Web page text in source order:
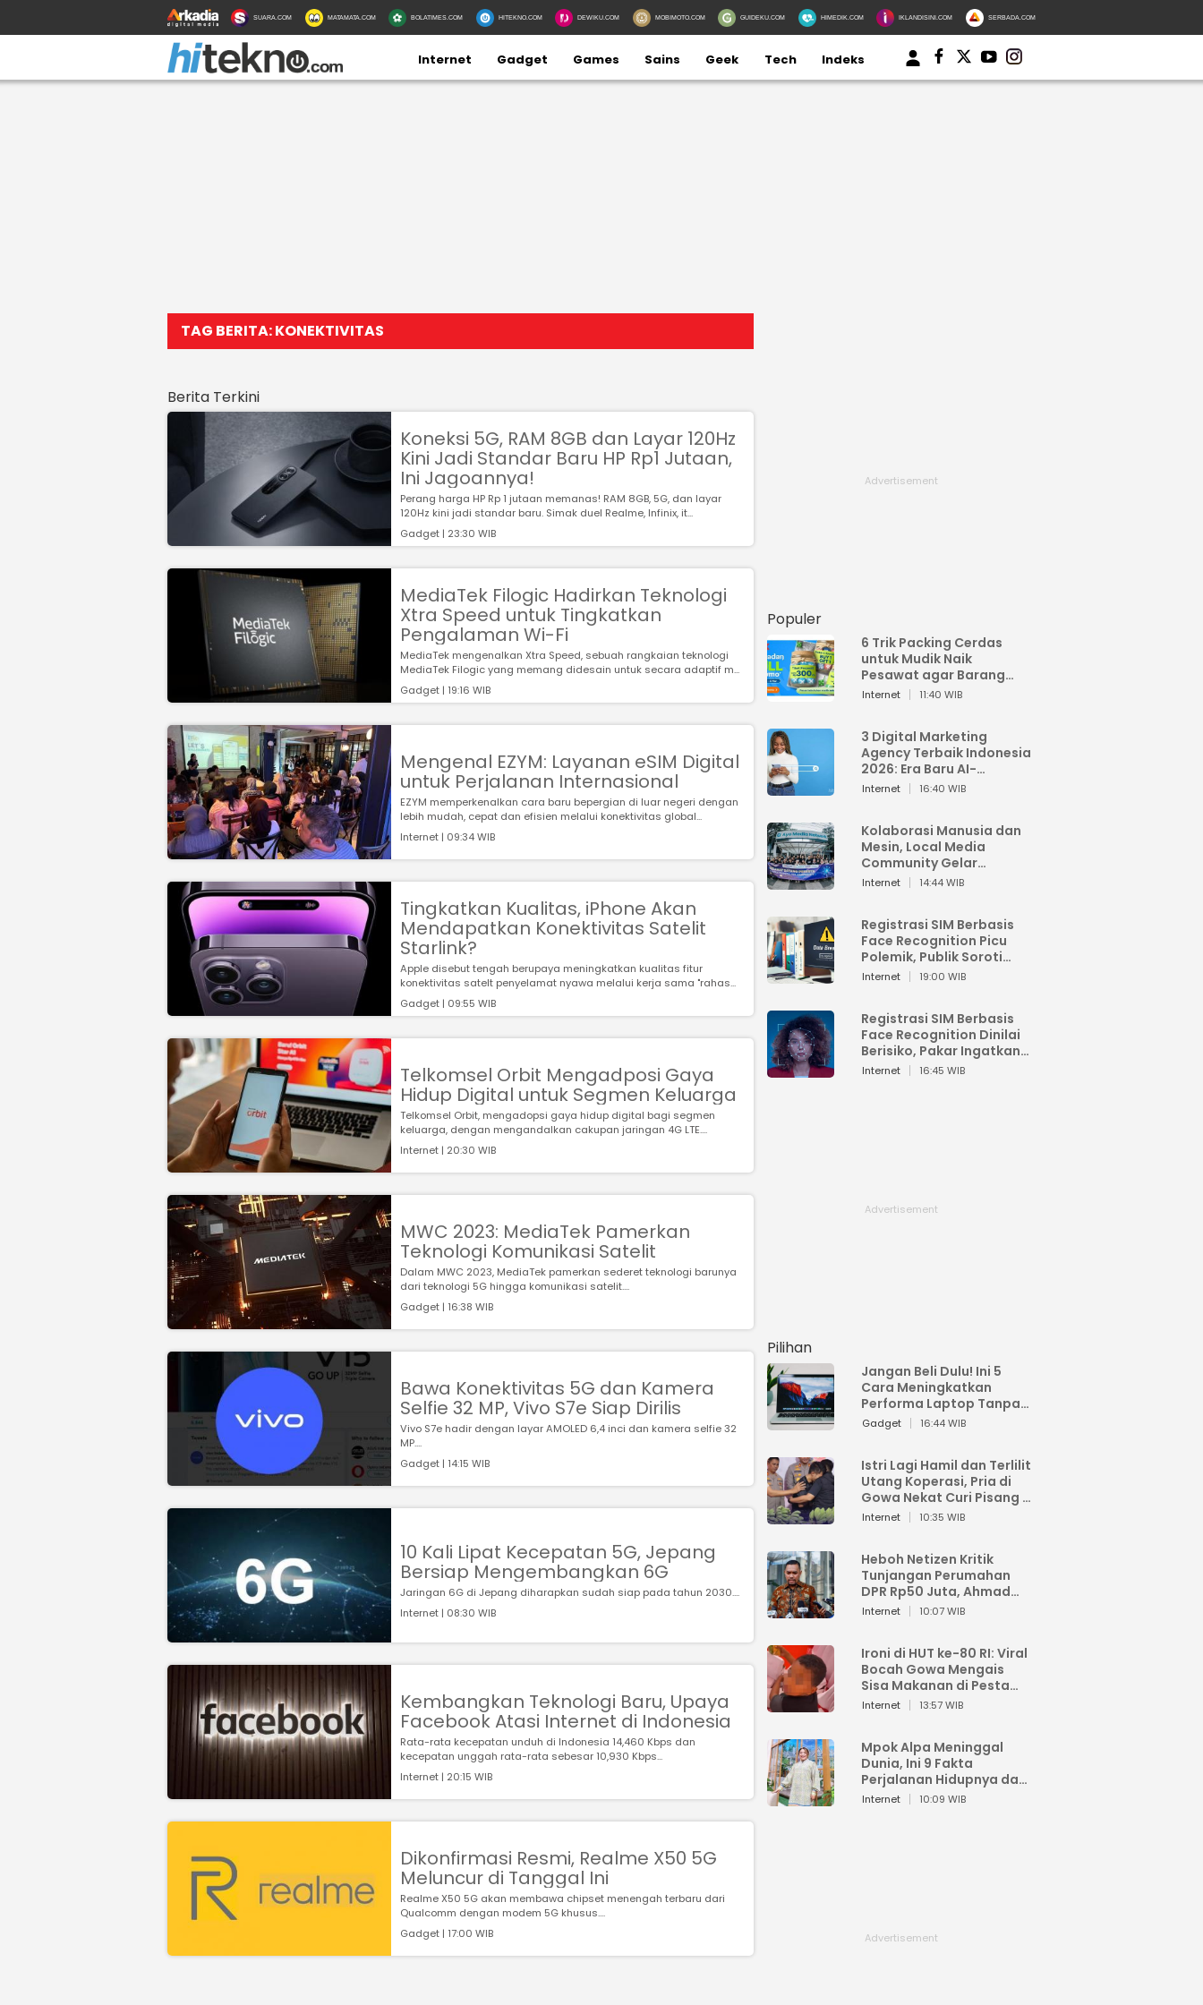
SUARA.COM MATAMATA.COM BOLATIMES.COM HITEKNO.COM DEWIKU.COM MOBIMOTO.COM GUIDEKU.COM HIMEDIK.COM IKLANDISINI.COM SERBADA.COM
Internet Gadget Games Sains Geek Tech Indeks
TAG BERITA: KONEKTIVITAS
Berita Terkini
Koneksi 5G, RAM 8GB dan Layar 120Hz
Kini Jadi Standar Baru HP Rp1 Jutaan,
Ini Jagoannya!
Perang harga HP Rp 1 jutaan memanas! RAM 8GB, 5G, dan layar
120Hz kini jadi standar baru. Simak duel Realme, Infinix, it...
Gadget | 23:30 WIB
MediaTek Filogic Hadirkan Teknologi
Xtra Speed untuk Tingkatkan
Pengalaman Wi-Fi
MediaTek mengenalkan Xtra Speed, sebuah rangkaian teknologi
MediaTek Filogic yang memang didesain untuk secara adaptif m...
Gadget | 19:16 WIB
Mengenal EZYM: Layanan eSIM Digital
untuk Perjalanan Internasional
EZYM memperkenalkan cara baru bepergian di luar negeri dengan
lebih mudah, cepat dan efisien melalui konektivitas global...
Internet | 09:34 WIB
Tingkatkan Kualitas, iPhone Akan
Mendapatkan Konektivitas Satelit
Starlink?
Apple disebut tengah berupaya meningkatkan kualitas fitur
konektivitas satelt penyelamat nyawa melalui kerja sama "rahas...
Gadget | 09:55 WIB
Telkomsel Orbit Mengadposi Gaya
Hidup Digital untuk Segmen Keluarga
Telkomsel Orbit, mengadopsi gaya hidup digital bagi segmen
keluarga, dengan mengandalkan cakupan jaringan 4G LTE....
Internet | 20:30 WIB
MWC 2023: MediaTek Pamerkan
Teknologi Komunikasi Satelit
Dalam MWC 2023, MediaTek pamerkan sederet teknologi barunya
dari teknologi 5G hingga komunikasi satelit....
Gadget | 16:38 WIB
Bawa Konektivitas 5G dan Kamera
Selfie 32 MP, Vivo S7e Siap Dirilis
Vivo S7e hadir dengan layar AMOLED 6,4 inci dan kamera selfie 32
MP....
Gadget | 14:15 WIB
10 Kali Lipat Kecepatan 5G, Jepang
Bersiap Mengembangkan 6G
Jaringan 6G di Jepang diharapkan sudah siap pada tahun 2030....
Internet | 08:30 WIB
Kembangkan Teknologi Baru, Upaya
Facebook Atasi Internet di Indonesia
Rata-rata kecepatan unduh di Indonesia 14,460 Kbps dan
kecepatan unggah rata-rata sebesar 10,930 Kbps...
Internet | 20:15 WIB
Dikonfirmasi Resmi, Realme X50 5G
Meluncur di Tanggal Ini
Realme X50 5G akan membawa chipset menengah terbaru dari
Qualcomm dengan modem 5G khusus....
Gadget | 17:00 WIB
Populer
6 Trik Packing Cerdas
untuk Mudik Naik
Pesawat agar Barang
Tidak Over Bagasi
Internet 11:40 WIB
3 Digital Marketing
Agency Terbaik Indonesia
2026: Era Baru AI-
Powered Marketing
Internet 16:40 WIB
Kolaborasi Manusia dan
Mesin, Local Media
Community Gelar
Workshop Google AI
Internet 14:44 WIB
Registrasi SIM Berbasis
Face Recognition Picu
Polemik, Publik Soroti
Risiko Kebocoran Data
Internet 19:00 WIB
Registrasi SIM Berbasis
Face Recognition Dinilai
Berisiko, Pakar Ingatkan
Ancaman Privasi dan
Internet 16:45 WIB
Pilihan
Jangan Beli Dulu! Ini 5
Cara Meningkatkan
Performa Laptop Tanpa
Harus Beli Baru
Gadget 16:44 WIB
Istri Lagi Hamil dan Terlilit
Utang Koperasi, Pria di
Gowa Nekat Curi Pisang 4
Tandan Milik Tetangga,
Internet 10:35 WIB
Heboh Netizen Kritik
Tunjangan Perumahan
DPR Rp50 Juta, Ahmad
Sahroni: Enggak Senang
Internet 10:07 WIB
Ironi di HUT ke-80 RI: Viral
Bocah Gowa Mengais
Sisa Makanan di Pesta
Kemerdekaan
Internet 13:57 WIB
Mpok Alpa Meninggal
Dunia, Ini 9 Fakta
Perjalanan Hidupnya dari
Viral hingga Puncak
Internet 10:09 WIB